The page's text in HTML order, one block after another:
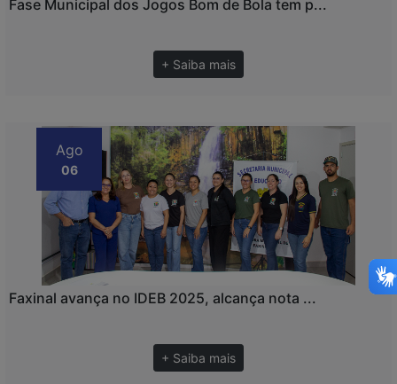
Fase Municipal dos Jogos Bom de Bola tem p...
+ Saiba mais
Ago
06
Faxinal avança no IDEB 2025, alcança nota ...
+ Saiba mais